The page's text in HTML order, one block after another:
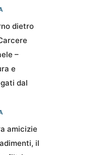
dietro
–
e
dal
amicizie
il